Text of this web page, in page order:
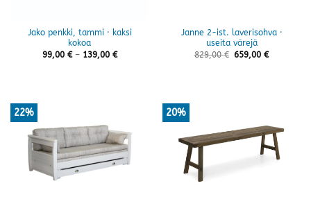
Jako penkki, tammi · kaksi
kokoa
99,00 € – 139,00 €Hintaluokka:
Janne 2-ist. laverisohva ·
useita värejä
829,00€ 659,00€
22% 20%